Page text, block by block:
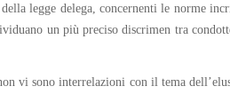
legge delega, concernenti le norme
un più preciso discrimen tra
vi sono interrelazioni con il tema